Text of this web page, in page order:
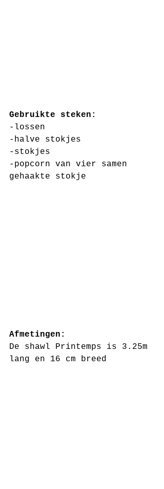
Gebruikte steken:
-lossen
-halve stokjes
-stokjes
-popcorn van vier samen
gehaakte stokje
Afmetingen:
De shawl Printemps is 3.25m
lang en 16 cm breed